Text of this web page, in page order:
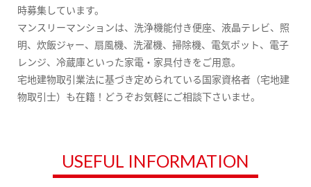
時募集しています。
マンスリーマンションは、洗浄機能付き便座、液晶テレビ、照
明、炊飯ジャー、扇風機、洗濯機、掃除機、電気ポット、電子
レンジ、冷蔵庫といった家電・家具付きをご用意。
宅地建物取引業法に基づき定められている国家資格者（宅地建
物取引士）も在籍！どうぞお気軽にご相談下さいませ。
USEFUL INFORMATION